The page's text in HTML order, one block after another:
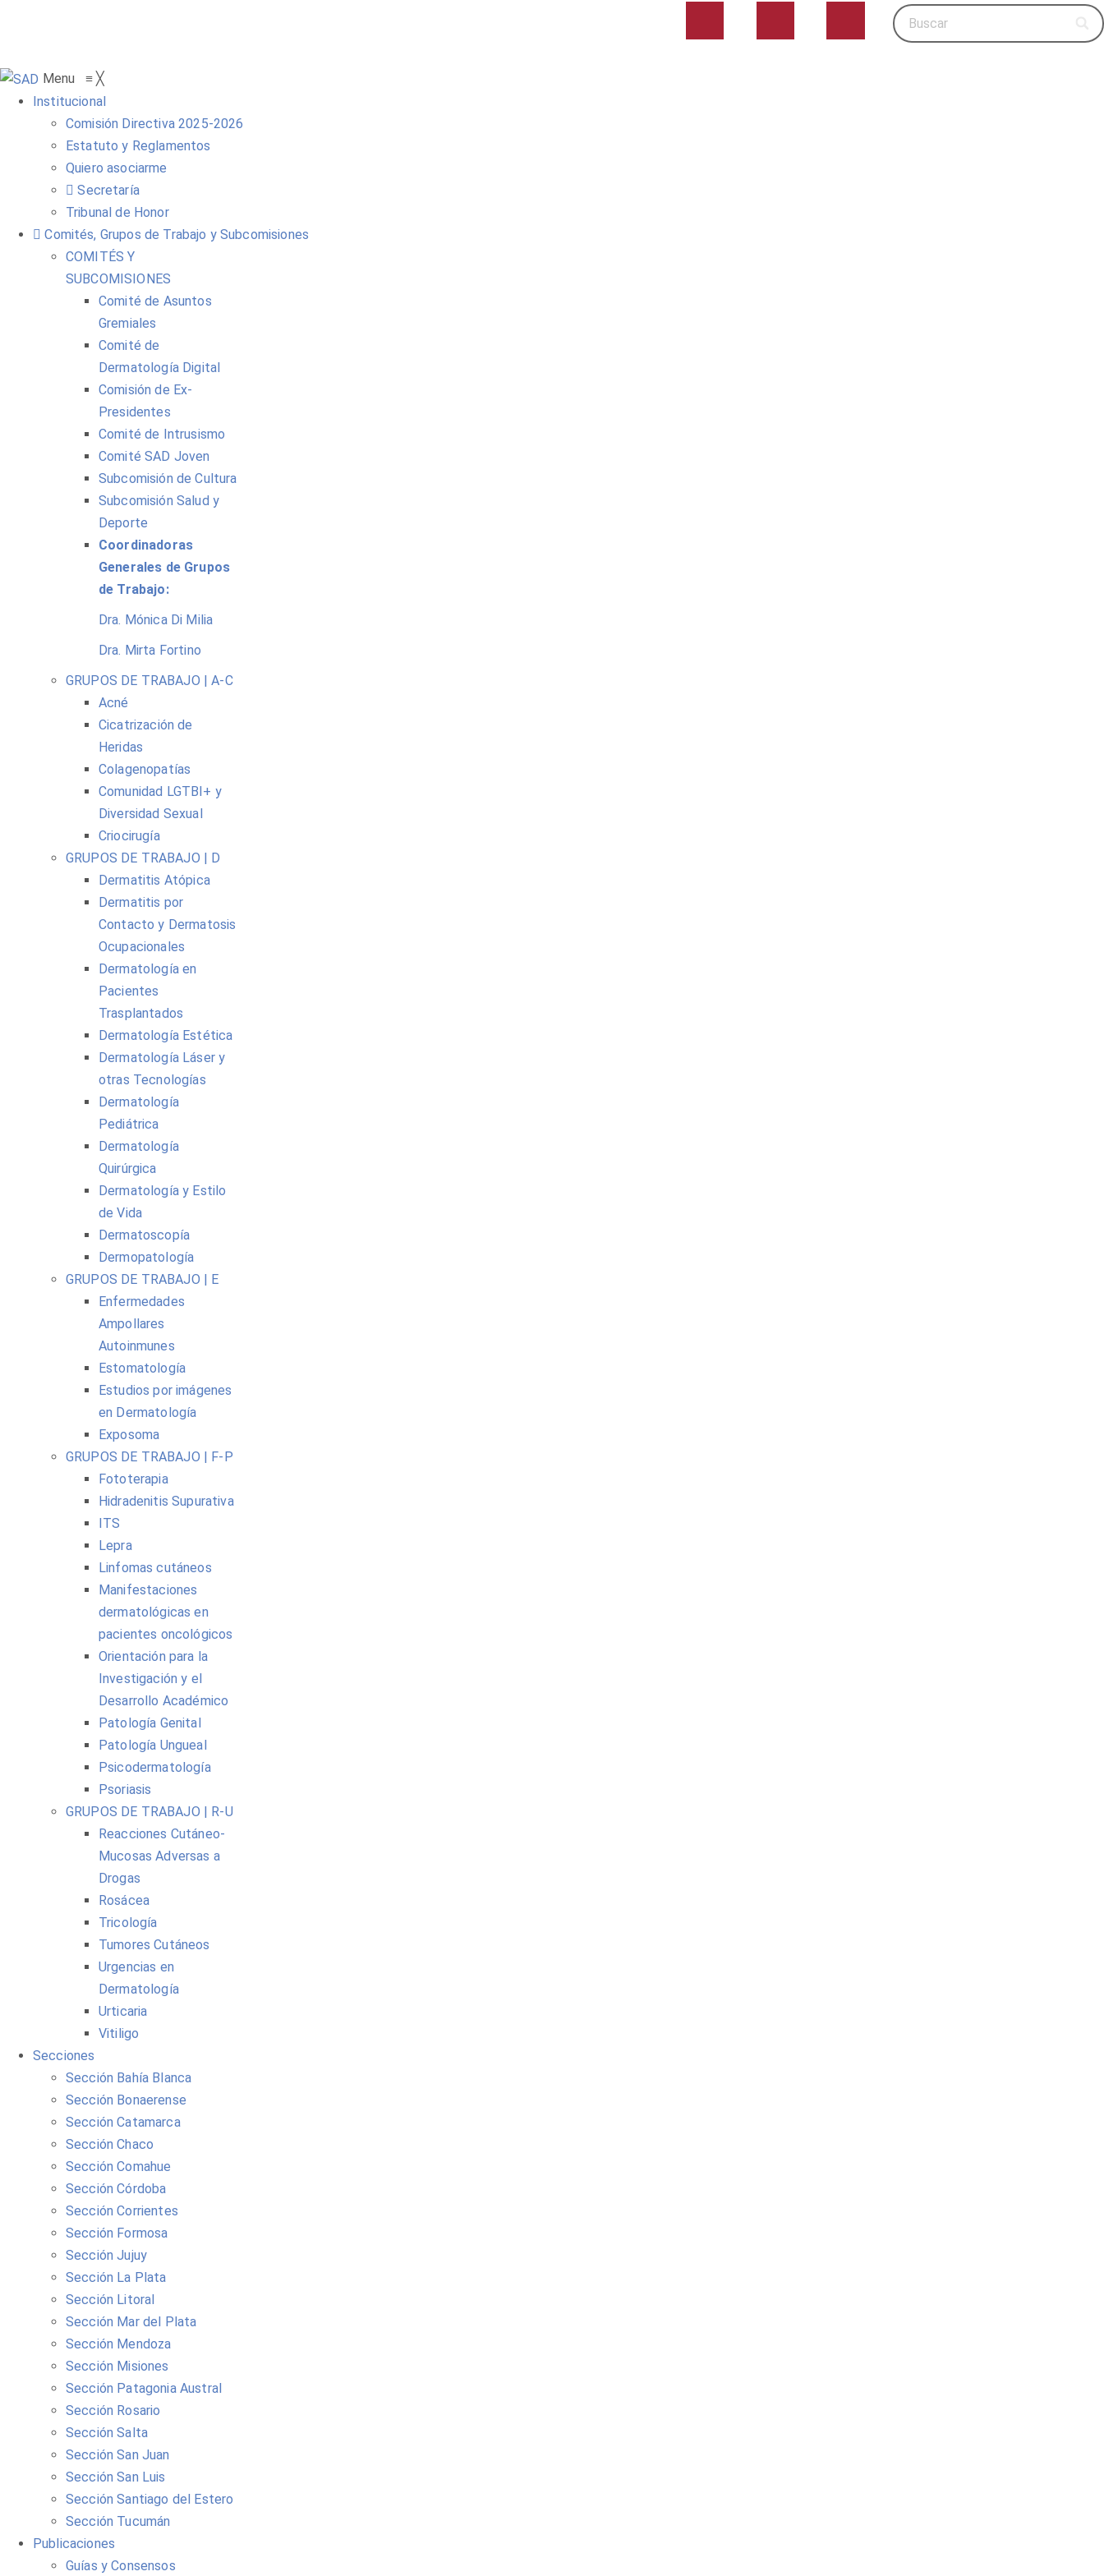
Menu ≡ ╳
Institucional
Comisión Directiva 2025-2026
Estatuto y Reglamentos
Quiero asociarme
Secretaría
Tribunal de Honor
Comités, Grupos de Trabajo y Subcomisiones
COMITÉS Y
SUBCOMISIONES
Comité de Asuntos
Gremiales
Comité de
Dermatología Digital
Comisión de Ex-
Presidentes
Comité de Intrusismo
Comité SAD Joven
Subcomisión de Cultura
Subcomisión Salud y
Deporte
Coordinadoras
Generales de Grupos
de Trabajo:
Dra. Mónica Di Milia
Dra. Mirta Fortino
GRUPOS DE TRABAJO | A-C
Acné
Cicatrización de
Heridas
Colagenopatías
Comunidad LGTBI+ y
Diversidad Sexual
Criocirugía
GRUPOS DE TRABAJO | D
Dermatitis Atópica
Dermatitis por
Contacto y Dermatosis
Ocupacionales
Dermatología en
Pacientes
Trasplantados
Dermatología Estética
Dermatología Láser y
otras Tecnologías
Dermatología
Pediátrica
Dermatología
Quirúrgica
Dermatología y Estilo
de Vida
Dermatoscopía
Dermopatología
GRUPOS DE TRABAJO | E
Enfermedades
Ampollares
Autoinmunes
Estomatología
Estudios por imágenes
en Dermatología
Exposoma
GRUPOS DE TRABAJO | F-P
Fototerapia
Hidradenitis Supurativa
ITS
Lepra
Linfomas cutáneos
Manifestaciones
dermatológicas en
pacientes oncológicos
Orientación para la
Investigación y el
Desarrollo Académico
Patología Genital
Patología Ungueal
Psicodermatología
Psoriasis
GRUPOS DE TRABAJO | R-U
Reacciones Cutáneo-
Mucosas Adversas a
Drogas
Rosácea
Tricología
Tumores Cutáneos
Urgencias en
Dermatología
Urticaria
Vitiligo
Secciones
Sección Bahía Blanca
Sección Bonaerense
Sección Catamarca
Sección Chaco
Sección Comahue
Sección Córdoba
Sección Corrientes
Sección Formosa
Sección Jujuy
Sección La Plata
Sección Litoral
Sección Mar del Plata
Sección Mendoza
Sección Misiones
Sección Patagonia Austral
Sección Rosario
Sección Salta
Sección San Juan
Sección San Luis
Sección Santiago del Estero
Sección Tucumán
Publicaciones
Guías y Consensos